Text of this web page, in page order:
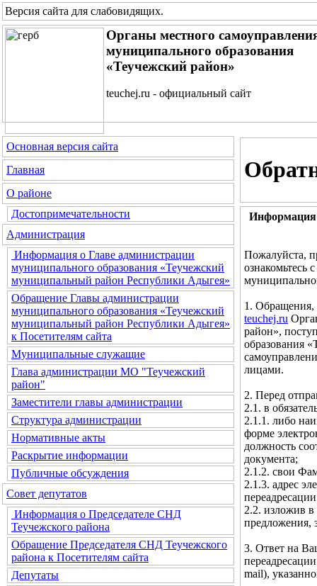
Версия сайта для слабовидящих.
Органы местного
муниципального образования
«Теучежский район»
teuchej.ru - официальный сайт
Основная версия сайта
Главная
О районе
Достопримечательности
Администрация
Информация о Главе администрации
муниципального образования «Теучежский
муниципальный район Республики Адыгея»
Обращение Главы администрации
муниципального образования «Теучежский
муниципальный район Республики Адыгея»
к Посетителям сайта
Муниципальные служащие
Глава администрации МО "Теучежский
район"
Заместители главы администрации
Структура администрации
Нормативные акты
Раскрытие информации
Публичные обсуждения
Совет депутатов
Информация о Председателе СНД
Теучежского района
Обращение Председателя СНД Теучежского
района к Посетителям сайта
Депутаты
Информация
Пожалуйста,
ознакомьтесь
1. Обращения,
teuchej.ru
район»,
образования
лицами.
2. Перед
2.1. в
2.1.1. либо
форме
должность
документа;
2.1.2. свои
2.1.3. адрес
2.2. изложив в
предложения,
3. Ответ на
mail),